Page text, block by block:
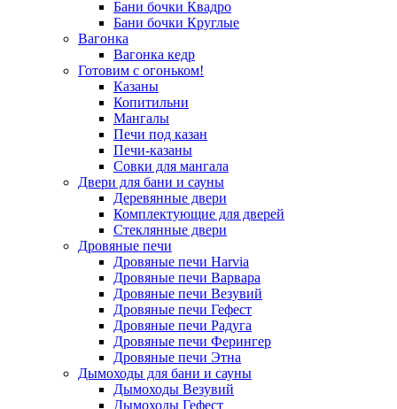
Бани бочки Квадро
Бани бочки Круглые
Вагонка
Вагонка кедр
Готовим с огоньком!
Казаны
Копитильни
Мангалы
Печи под казан
Печи-казаны
Совки для мангала
Двери для бани и сауны
Деревянные двери
Комплектующие для дверей
Стеклянные двери
Дровяные печи
Дровяные печи Harvia
Дровяные печи Варвара
Дровяные печи Везувий
Дровяные печи Гефест
Дровяные печи Радуга
Дровяные печи Ферингер
Дровяные печи Этна
Дымоходы для бани и сауны
Дымоходы Везувий
Дымоходы Гефест